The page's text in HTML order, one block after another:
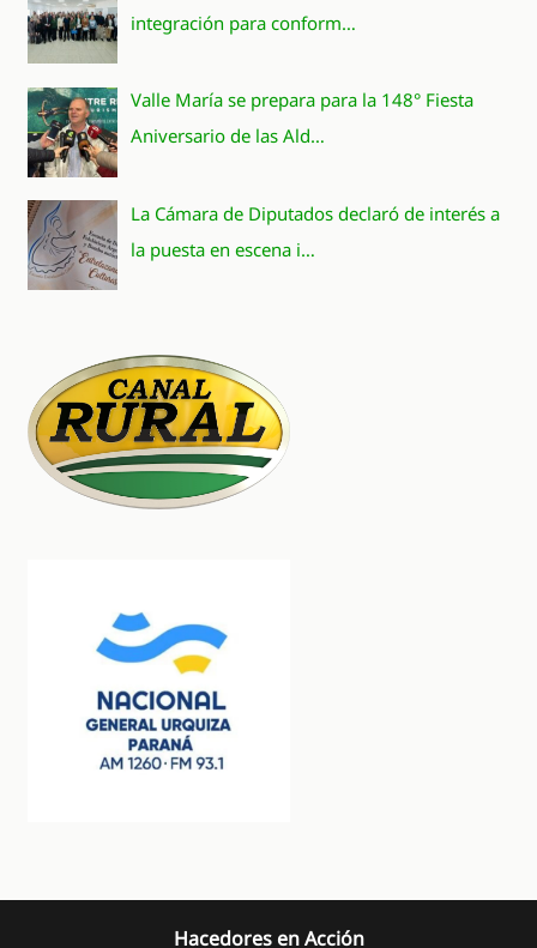
integración para conform…
Valle María se prepara para la 148° Fiesta
Aniversario de las Ald…
La Cámara de Diputados declaró de interés a
la puesta en escena i…
Hacedores en Acción